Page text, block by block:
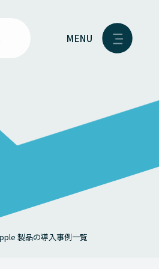
MENU
製品の導入事例一覧